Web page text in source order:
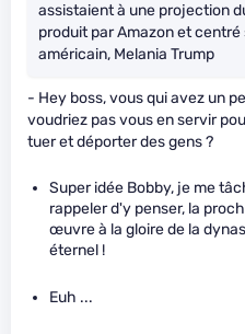
assistaient à une projection
produit par Amazon et centré
américain, Melania Trump
- Hey boss, vous qui avez un
voudriez pas vous en servir
tuer et déporter des gens ?
Super idée Bobby, je me
rappeler d'y penser, la
œuvre à la gloire de la
éternel !
Euh ...